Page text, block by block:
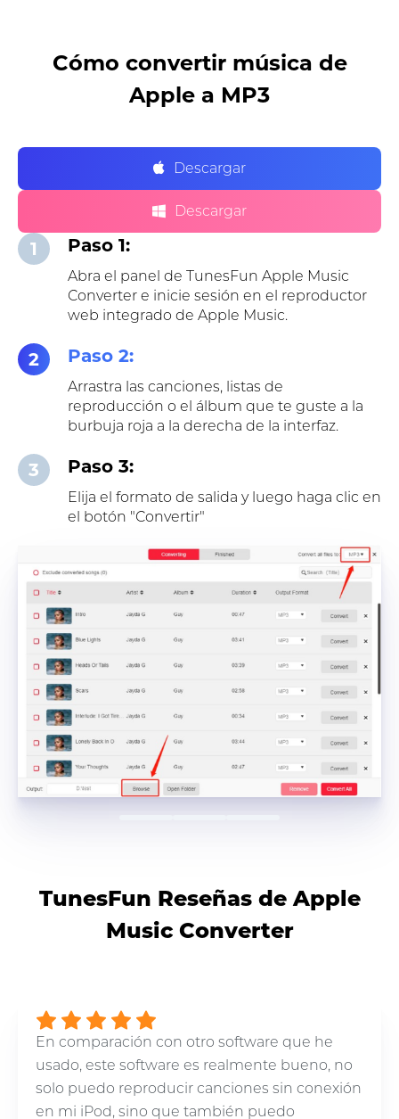
Cómo convertir música de
Apple a MP3
Descargar
Descargar
1 Paso 1:
Abra el panel de TunesFun Apple Music
Converter e inicie sesión en el reproductor
web integrado de Apple Music.
2 Paso 2:
Arrastra las canciones, listas de
reproducción o el álbum que te guste a la
burbuja roja a la derecha de la interfaz.
3 Paso 3:
Elija el formato de salida y luego haga clic en
el botón "Convertir"
TunesFun Reseñas de Apple
Music Converter
En comparación con otro software que he
usado, este software es realmente bueno, no
solo puedo reproducir canciones sin conexión
en mi iPod, sino que también puedo